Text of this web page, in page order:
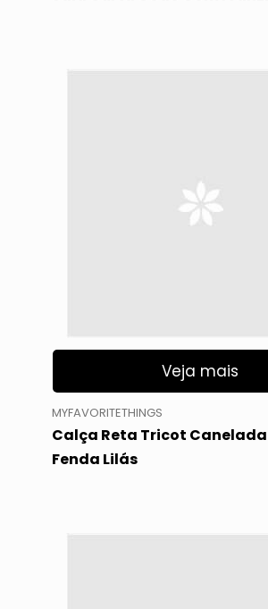
Veja mais
MYFAVORITETHINGS
Calça Reta Tricot
Fenda Lilás